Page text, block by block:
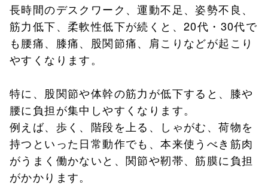
長時間のデスクワーク、運動不足、姿勢不良、
筋力低下、柔軟性低下が続くと、20代・30代で
も腰痛、膝痛、股関節痛、肩こりなどが起こり
やすくなります。
特に、股関節や体幹の筋力が低下すると、膝や
腰に負担が集中しやすくなります。
例えば、歩く、階段を上る、しゃがむ、荷物を
持つといった日常動作でも、本来使うべき筋肉
がうまく働かないと、関節や靭帯、筋膜に負担
がかかります。